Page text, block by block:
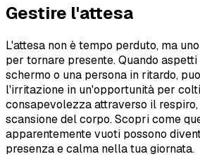
Gestire l'attesa
L'attesa non è tempo perduto, ma
per tornare presente. Quando
schermo o una persona in ritardo,
l'irritazione in un'opportunità per
consapevolezza attraverso il
scansione del corpo. Scopri come
apparentemente vuoti possono
presenza e calma nella tua giornata.